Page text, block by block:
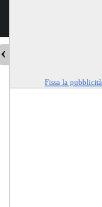
Fissa la pubblicità